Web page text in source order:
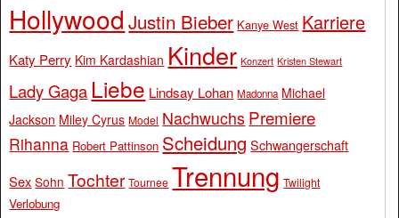
Hollywood Justin Bieber Kanye West Karriere
Katy Perry Kim Kardashian Kinder Konzert Kristen Stewart
Lady Gaga Liebe Lindsay Lohan Madonna Michael
Jackson Miley Cyrus Model Nachwuchs Premiere
Rihanna Robert Pattinson Scheidung Schwangerschaft
Sex Sohn Tochter Tournee Trennung Twilight
Verlobung